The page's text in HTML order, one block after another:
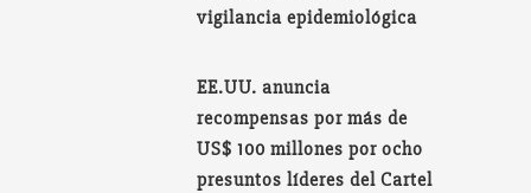
vigilancia epidemiológica
EE.UU. anuncia
recompensas por más de
US$ 100 millones por ocho
presuntos líderes del Cartel